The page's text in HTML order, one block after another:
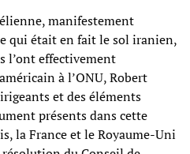
manifestement
qui était en fait le sol iranien,
l’ont effectivement
à l’ONU, Robert
et des éléments
présents dans cette
la France et le Royaume-Uni